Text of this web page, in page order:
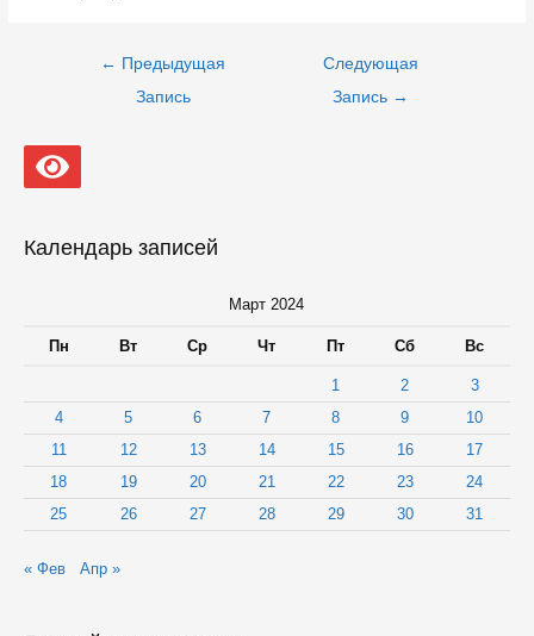
Навигация
← Предыдущая
Запись
Следующая
Запись →
Календарь записей
Март 2024
Пн Вт Ср Чт Пт Сб Вс
1 2
3
4
5 6 7 8 9
10
11
12 13 14 15 16
17
18
19 20 21 22 23
24
25
26 27 28 29 30 31
« Фев Апр »